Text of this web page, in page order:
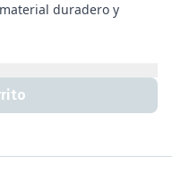
duradero y